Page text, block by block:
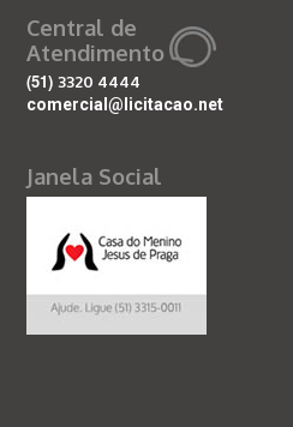
Central de
Atendimento
(51) 3320 4444
comercial@licitacao.net
Janela Social